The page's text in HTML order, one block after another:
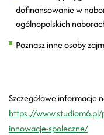
dofinansowanie w
ogólnopolskich
Poznasz inne osoby
Szczegółowe informacje
https://www.studiom6.pl/
innowacje-spoleczne/